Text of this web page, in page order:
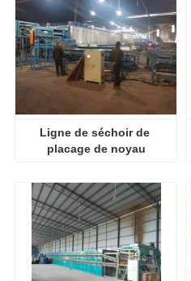
Ligne de séchoir de
placage de noyau